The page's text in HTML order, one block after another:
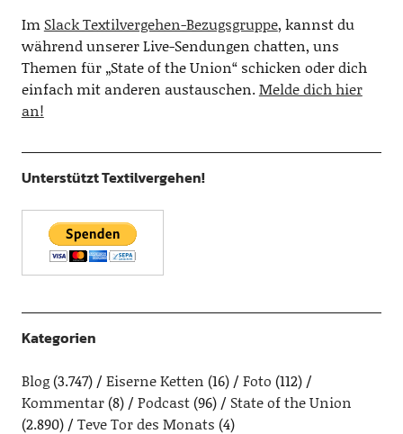
Im Slack Textilvergehen-Bezugsgruppe, kannst du
während unserer Live-Sendungen chatten, uns
Themen für „State of the Union“ schicken oder dich
einfach mit anderen austauschen.Melde dich hier
an!
Unterstützt Textilvergehen!
Kategorien
Blog(3.747) Eiserne Ketten (16) Foto (112)
Kommentar(8) Podcast(96)
State of the Union
(2.890)
Teve Tor des Monats (4)